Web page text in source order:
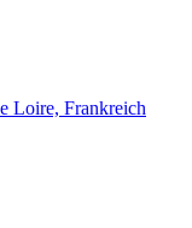
Loire, Frankreich